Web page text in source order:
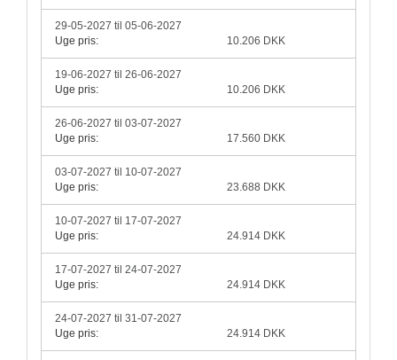
29-05-2027 til 05-06-2027
Uge pris:
10.206 DKK
19-06-2027 til 26-06-2027
Uge pris:
10.206 DKK
26-06-2027 til 03-07-2027
Uge pris:
17.560 DKK
03-07-2027 til 10-07-2027
Uge pris:
23.688 DKK
10-07-2027 til 17-07-2027
Uge pris:
24.914 DKK
17-07-2027 til 24-07-2027
Uge pris:
24.914 DKK
24-07-2027 til 31-07-2027
Uge pris:
24.914 DKK